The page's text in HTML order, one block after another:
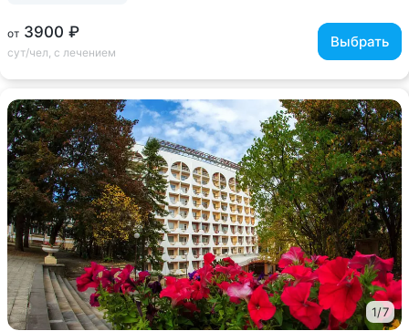
от 3900 ₽
сут/чел, с лечением
Выбрать
1/7